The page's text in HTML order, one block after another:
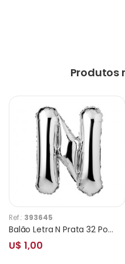
Produtos
Ref.: 393645
Balão Letra N Prata 32 Polegadas
U$ 1,00